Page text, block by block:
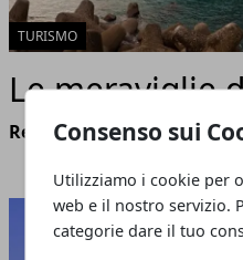
Consenso sui
Utilizziamo i cookie per
web e il nostro servizio.
categorie dare il tuo
TURISMO
Le meraviglie
Redazione- aprile 22, 2020